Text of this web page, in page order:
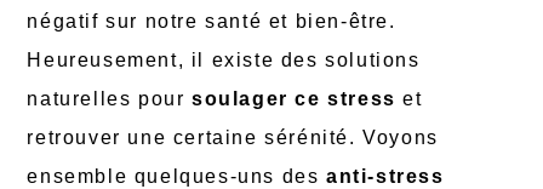
négatif sur notre santé et bien-être.
Heureusement, il existe des solutions
naturelles poursoulager ce stress et
retrouver une certaine sérénité. Voyons
ensemble quelques-uns desanti-stress